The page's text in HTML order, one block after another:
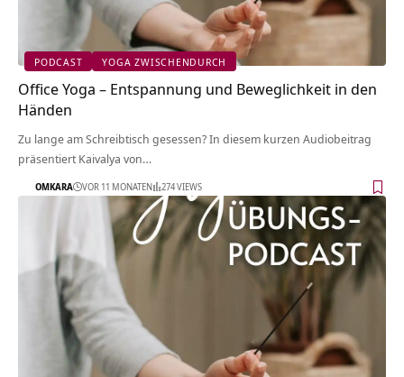
PODCAST YOGA ZWISCHENDURCH
Office Yoga – Entspannung und Beweglichkeit in den
Händen
Zu lange am Schreibtisch gesessen? In diesem kurzen Audiobeitrag
präsentiert Kaivalya von…
OMKARA VOR 11 MONATEN 274 VIEWS